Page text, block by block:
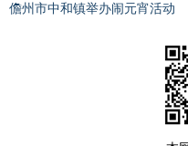
儋州市中和镇举办闹元宵活动